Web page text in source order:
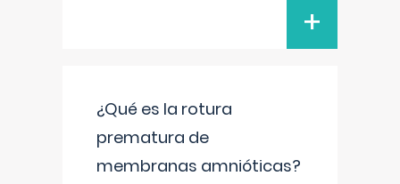
+
¿Qué es la rotura
prematura de
membranas amnióticas?